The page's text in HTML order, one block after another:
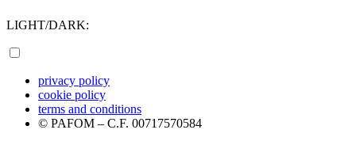
LIGHT/DARK:
privacy policy
cookie policy
terms and conditions
© PAFOM – C.F. 00717570584